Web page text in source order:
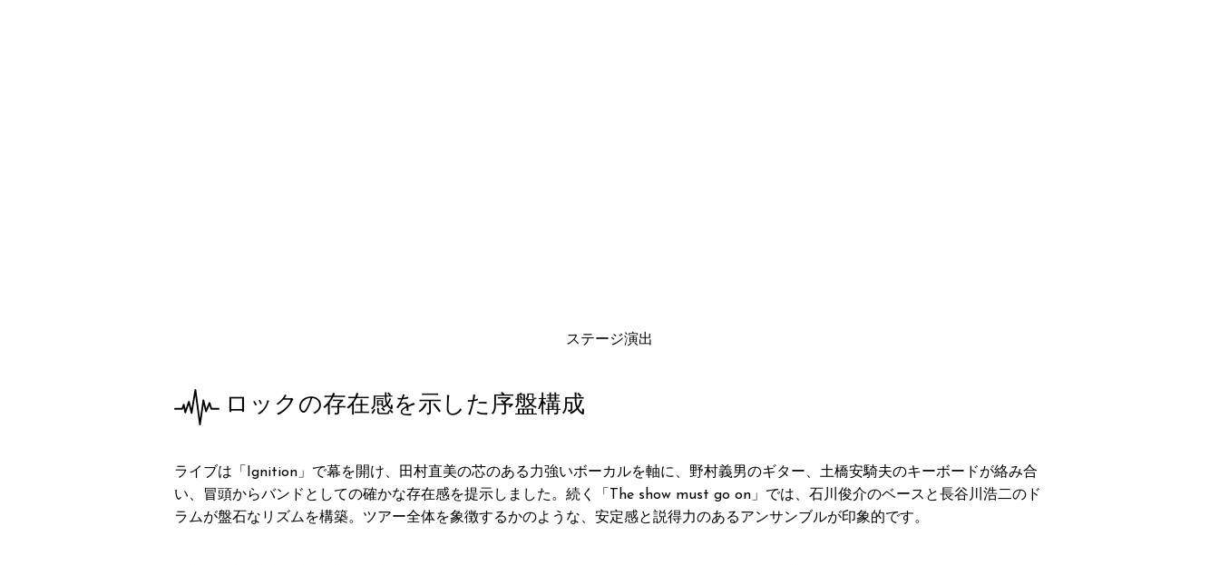
ステージ演出
ロックの存在感を示した序盤構成
ライブは「Ignition」で幕を開け、田村直美の芯のある力強いボーカルを軸に、野村義男のギター、土橋安騎夫のキーボードが絡み合
い、冒頭からバンドとしての確かな存在感を提示しました。続く「The show must go on」では、石川俊介のベースと長谷川浩二のド
ラムが盤石なリズムを構築。ツアー全体を象徴するかのような、安定感と説得力のあるアンサンブルが印象的です。